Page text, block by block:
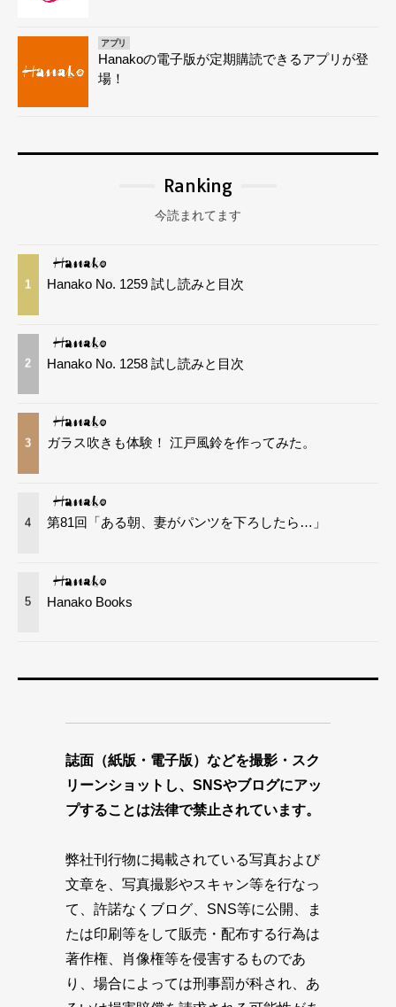
アプリ
Hanakoの電子版が定期購読できるアプリが登
場！
Ranking
今読まれてます
1 Hanako No. 1259 試し読みと目次
2 Hanako No. 1258 試し読みと目次
3 ガラス吹きも体験！ 江戸風鈴を作ってみた。
4 第81回「ある朝、妻がパンツを下ろしたら…」
5 Hanako Books
誌面（紙版・電子版）などを撮影・スク
リーンショットし、SNSやブログにアッ
プすることは法律で禁止されています。
弊社刊行物に掲載されている写真および
文章を、写真撮影やスキャン等を行なっ
て、許諾なくブログ、SNS等に公開、ま
たは印刷等をして販売・配布する行為は
著作権、肖像権等を侵害するものであ
り、場合によっては刑事罰が科され、あ